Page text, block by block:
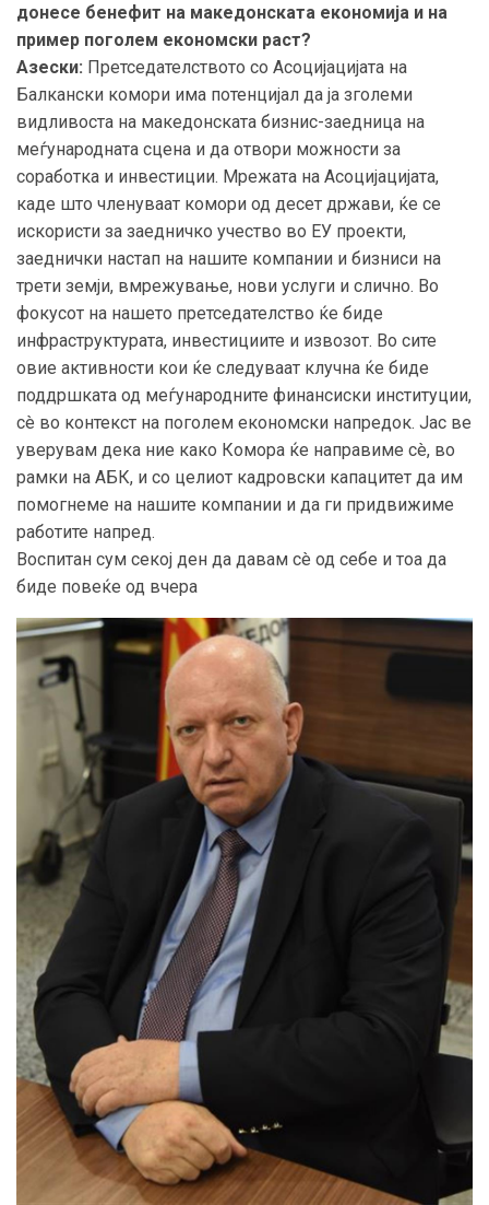
донесе бенефит на македонската економија и на
пример поголем економски раст?
Азески: Претседателството со Асоцијацијата на
Балкански комори има потенцијал да ја зголеми
видливоста на македонската бизнис-заедница на
меѓународната сцена и да отвори можности за
соработка и инвестиции. Мрежата на Асоцијацијата,
каде што членуваат комори од десет држави, ќе се
искористи за заедничко учество во ЕУ проекти,
заеднички настап на нашите компании и бизниси на
трети земји, вмрежување, нови услуги и слично. Во
фокусот на нашето претседателство ќе биде
инфраструктурата, инвестициите и извозот. Во сите
овие активности кои ќе следуваат клучна ќе биде
поддршката од меѓународните финансиски институции,
сè во контекст на поголем економски напредок. Јас ве
уверувам дека ние како Комора ќе направиме сè, во
рамки на АБК, и со целиот кадровски капацитет да им
помогнеме на нашите компании и да ги придвижиме
работите напред.
Воспитан сум секој ден да давам сè од себе и тоа да
биде повеќе од вчера